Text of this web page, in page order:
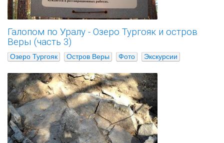
Галопом по Уралу - Озеро Тургояк и остров
Веры (часть 3)
Озеро Тургояк Остров Веры Фото Экскурсии